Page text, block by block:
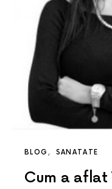
BLOG SANATATE
Cum a aflat